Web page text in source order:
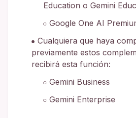
Education o Gemini
Google One AI
Cualquiera que haya
previamente estos
recibirá esta función:
Gemini Business
Gemini Enterprise